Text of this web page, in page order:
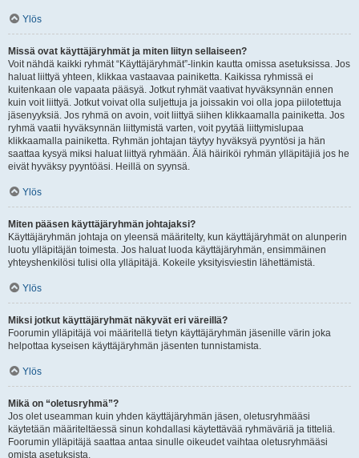
Ylös
Missä ovat käyttäjäryhmät ja miten liityn sellaiseen?
Voit nähdä kaikki ryhmät “Käyttäjäryhmät”-linkin kautta omissa asetuksissa. Jos
haluat liittyä yhteen, klikkaa vastaavaa painiketta. Kaikissa ryhmissä ei
kuitenkaan ole vapaata pääsyä. Jotkut ryhmät vaativat hyväksynnän ennen
kuin voit liittyä. Jotkut voivat olla suljettuja ja joissakin voi olla jopa piilotettuja
jäsenyyksiä. Jos ryhmä on avoin, voit liittyä siihen klikkaamalla painiketta. Jos
ryhmä vaatii hyväksynnän liittymistä varten, voit pyytää liittymislupaa
klikkaamalla painiketta. Ryhmän johtajan täytyy hyväksyä pyyntösi ja hän
saattaa kysyä miksi haluat liittyä ryhmään. Älä häiriköi ryhmän ylläpitäjiä jos he
eivät hyväksy pyyntöäsi. Heillä on syynsä.
Ylös
Miten pääsen käyttäjäryhmän johtajaksi?
Käyttäjäryhmän johtaja on yleensä määritelty, kun käyttäjäryhmät on alunperin
luotu ylläpitäjän toimesta. Jos haluat luoda käyttäjäryhmän, ensimmäinen
yhteyshenkilösi tulisi olla ylläpitäjä. Kokeile yksityisviestin lähettämistä.
Ylös
Miksi jotkut käyttäjäryhmät näkyvät eri väreillä?
Foorumin ylläpitäjä voi määritellä tietyn käyttäjäryhmän jäsenille värin joka
helpottaa kyseisen käyttäjäryhmän jäsenten tunnistamista.
Ylös
Mikä on “oletusryhmä”?
Jos olet useamman kuin yhden käyttäjäryhmän jäsen, oletusryhmääsi
käytetään määriteltäessä sinun kohdallasi käytettävää ryhmäväriä ja titteliä.
Foorumin ylläpitäjä saattaa antaa sinulle oikeudet vaihtaa oletusryhmääsi
omista asetuksista.